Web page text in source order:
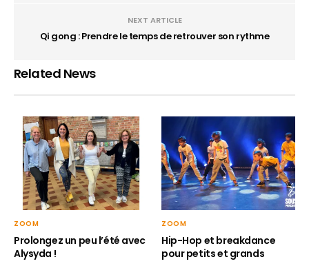
NEXT ARTICLE
Qi gong : Prendre le temps de retrouver son rythme
Related News
ZOOM
Prolongez un peu l’été avec
Alysyda !
ZOOM
Hip-Hop et breakdance
pour petits et grands